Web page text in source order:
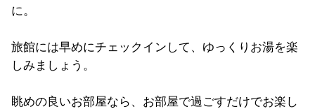
に。
旅館には早めにチェックインして、ゆっくりお湯を楽
しみましょう。
眺めの良いお部屋なら、お部屋で過ごすだけでお楽し